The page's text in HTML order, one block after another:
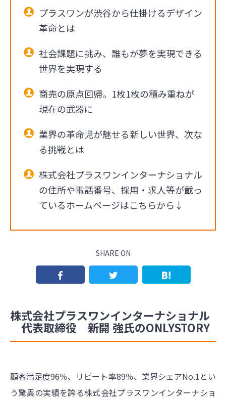
プラスワンが渋谷から仕掛けるデザイン
革命とは
社会課題に挑み、誰もが夢を実現できる
世界を実現する
商売の原点回帰。1枚1枚の積み重ねが
現在の武器に
業界の革命児が魅せる新しい世界、次な
る挑戦とは
株式会社プラスワンインターナショナル
の住所や電話番号、採用・求人等が載っ
ているホームページはこちらから↓
SHARE ON
株式会社プラスワンインターナショナル
代表取締役 新開 強氏のONLYSTORY
顧客満足度96％、リピート率89％、業界シェアNo.1とい
う驚異の実績を誇る株式会社プラスワンインターナショ